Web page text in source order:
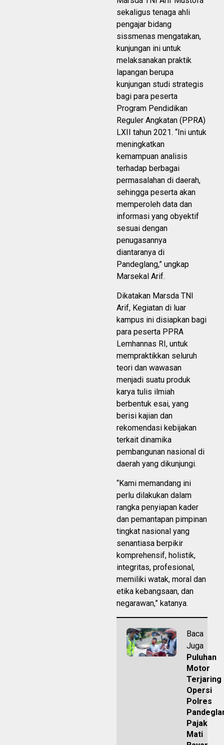
sekaligus tenaga ahli
pengajar bidang
sissmenas mengatakan,
kunjungan ini untuk
melaksanakan praktik
lapangan berupa
kunjungan studi strategis
bagi para peserta
Program Pendidikan
Reguler Angkatan (PPRA)
LXII tahun 2021. “Ini untuk
meningkatkan
kemampuan analisis
terhadap berbagai
permasalahan di daerah,
sehingga peserta akan
memperoleh data dan
informasi yang obyektif
sesuai dengan
penugasannya
diantaranya di
Pandeglang,” ungkap
Marsekal Arif.
Dikatakan Marsda TNI
Arif, Kegiatan di luar
kampus ini disiapkan bagi
para peserta PPRA
Lemhannas RI, untuk
mempraktikkan seluruh
teori dan wawasan
menjadi suatu produk
karya tulis ilmiah
berbentuk esai, yang
berisi kajian dan
rekomendasi kebijakan
terkait dinamika
pembangunan nasional di
daerah yang dikunjungi.
“Kami memandang ini
perlu dilakukan dalam
rangka penyiapan kader
dan pemantapan pimpinan
tingkat nasional yang
senantiasa berpikir
komprehensif, holistik,
integritas, profesional,
memiliki watak, moral dan
etika kebangsaan, dan
negarawan,” katanya.
Baca
Juga
Puluhan
Motor
Terjaring
Opersi
Polres
Pajak
Mati